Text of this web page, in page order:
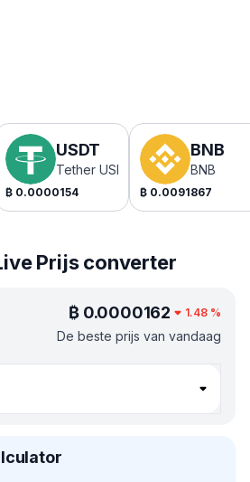
USDT
Tether USDt
₿ 0.0000154
BNB
BNB
₿ 0.0091867
Prijs converter
₿ 0.0000162 1.48 %
De beste prijs van vandaag